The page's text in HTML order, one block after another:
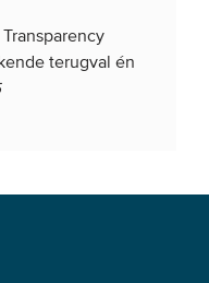
terugval én